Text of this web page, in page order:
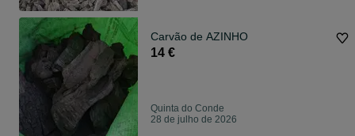
Carvão de AZINHO
14 €
Quinta do Conde
28 de julho de 2026